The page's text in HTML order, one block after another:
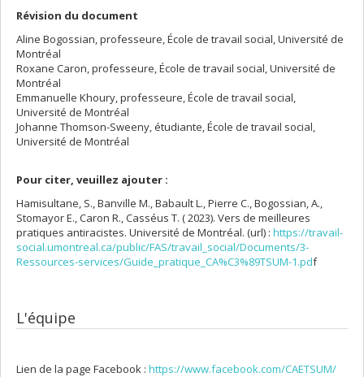
Révision du document
Aline Bogossian, professeure, École de travail social, Université de
Montréal
Roxane Caron, professeure, École de travail social, Université de
Montréal
Emmanuelle Khoury, professeure, École de travail social,
Université de Montréal
Johanne Thomson-Sweeny, étudiante, École de travail social,
Université de Montréal
Pour citer, veuillez ajouter :
Hamisultane, S., Banville M., Babault L., Pierre C., Bogossian, A.,
Stomayor E., Caron R., Casséus T. ( 2023). Vers de meilleures
pratiques antiracistes. Université de Montréal. (url) : https://travail-
social.umontreal.ca/public/FAS/travail_social/Documents/3-
Ressources-services/Guide_pratique_CA%C3%89TSUM-1.pdf
L'équipe
Lien de la page Facebook : https://www.facebook.com/CAETSUM/